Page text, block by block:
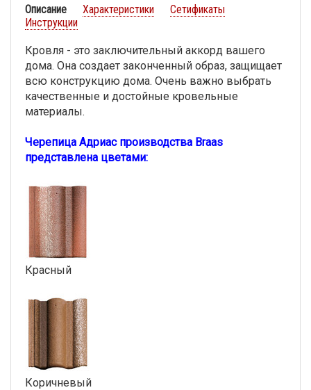
Описание Характеристики
Сетификаты
Инструкции
Кровля - это заключительный аккорд вашего
дома. Она создает законченный образ, защищает
всю конструкцию дома. Очень важно выбрать
качественные и достойные кровельные
материалы.
Черепица Адриас производства Braas
представлена цветами:
Красный
Коричневый